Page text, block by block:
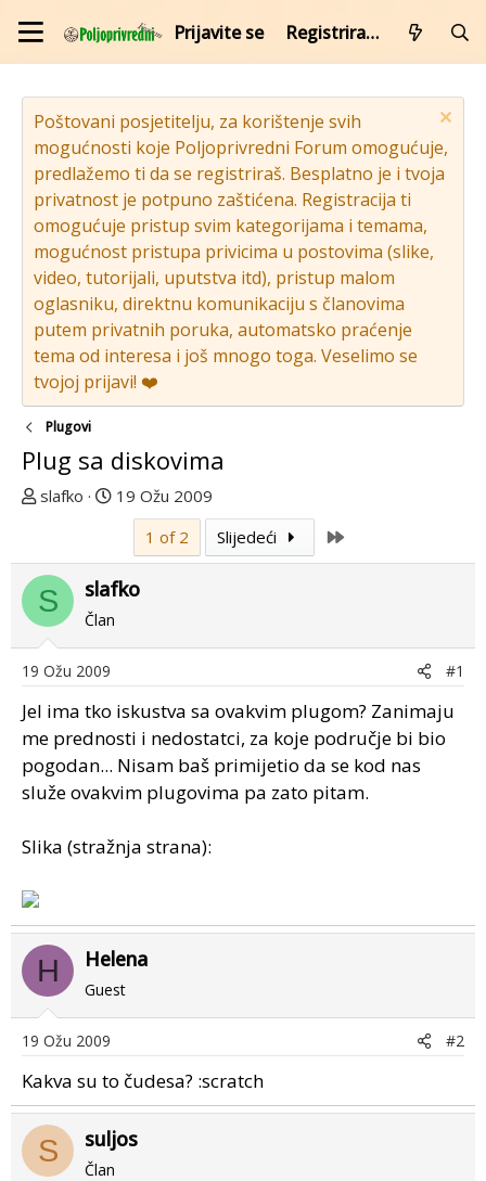
Prijavite se Registrirajte se
Poštovani posjetitelju, za korištenje svih
mogućnosti koje Poljoprivredni Forum omogućuje,
predlažemo ti da se registriraš. Besplatno je i tvoja
privatnost je potpuno zaštićena. Registracija ti
omogućuje pristup svim kategorijama i temama,
mogućnost pristupa privicima u postovima (slike,
video, tutorijali, uputstva itd), pristup malom
oglasniku, direktnu komunikaciju s članovima
putem privatnih poruka, automatsko praćenje
tema od interesa i još mnogo toga. Veselimo se
tvojoj prijavi! ❤️
Plugovi
Plug sa diskovima
T
u
p
o
r
e
n
u
o
slafko
D
u
m
o
g
p
o
s
t
19 Ožu 2009
1 of 2
Slijedeći
S slafko
Član
19 Ožu 2009 #1
Jel ima tko iskustva sa ovakvim plugom? Zanimaju
me prednosti i nedostatci, za koje područje bi bio
pogodan... Nisam baš primijetio da se kod nas
služe ovakvim plugovima pa zato pitam.
Slika (stražnja strana):
H Helena
Guest
19 Ožu 2009 #2
Kakva su to čudesa? :scratch
S suljos
Član